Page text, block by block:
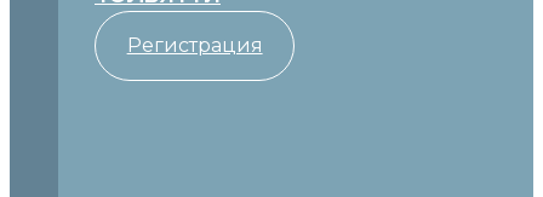
Регистрация